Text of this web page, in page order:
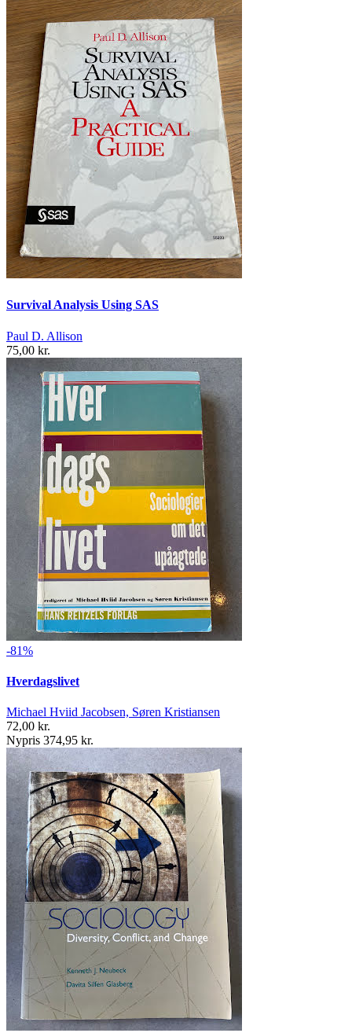
Survival Analysis Using SAS
Paul D. Allison
75,00 kr.
-81%
Hverdagslivet
Michael Hviid Jacobsen, Søren Kristiansen
72,00 kr.
Nypris 374,95 kr.